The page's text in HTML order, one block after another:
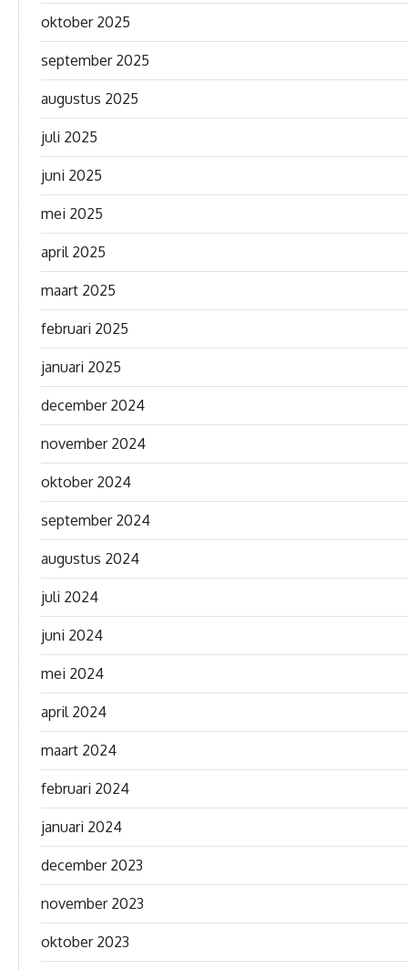
oktober 2025
september 2025
augustus 2025
juli 2025
juni 2025
mei 2025
april 2025
maart 2025
februari 2025
januari 2025
december 2024
november 2024
oktober 2024
september 2024
augustus 2024
juli 2024
juni 2024
mei 2024
april 2024
maart 2024
februari 2024
januari 2024
december 2023
november 2023
oktober 2023